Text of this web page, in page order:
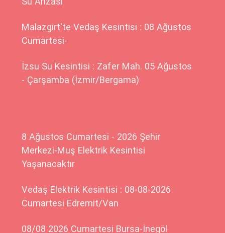
Malazgirt'te Vedaş Kesintisi : 08 Ağustos
Cumartesi-
İzsu Su Kesintisi : Zafer Mah. 05 Ağustos
- Çarşamba (İzmir/Bergama)
8 Ağustos Cumartesi - 2026 Şehir
Merkezi-Muş Elektrik Kesintisi
Yaşanacaktır
Vedaş Elektrik Kesintisi : 08-08-2026
Cumartesi Edremit/Van
08/08 2026 Cumartesi Bursa-İnegöl